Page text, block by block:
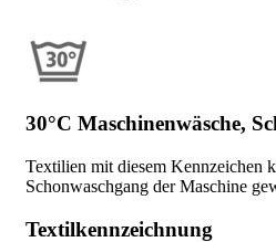
30°C Maschinenwäsche,
Textilien mit diesem Kennzeichen
Schonwaschgang der Maschine
Textilkennzeichnung